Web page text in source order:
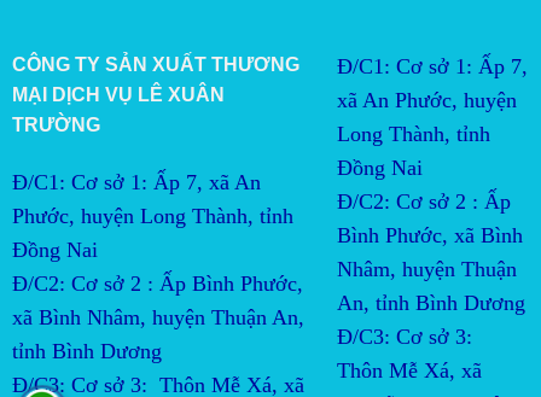
CÔNG TY SẢN XUẤT THƯƠNG
MẠI DỊCH VỤ LÊ XUÂN
TRƯỜNG
Đ/C1: Cơ sở 1: Ấp 7, xã An
Phước, huyện Long Thành, tỉnh
Đồng Nai
Đ/C2: Cơ sở 2 : Ấp Bình Phước,
xã Bình Nhâm, huyện Thuận An,
tỉnh Bình Dương
Đ/C3: Cơ sở 3:  Thôn Mễ Xá, xã
Đ/C1: Cơ sở 1: Ấp 7,
xã An Phước, huyện
Long Thành, tỉnh
Đồng Nai
Đ/C2: Cơ sở 2 : Ấp
Bình Phước, xã Bình
Nhâm, huyện Thuận
An, tỉnh Bình Dương
Đ/C3: Cơ sở 3:
Thôn Mễ Xá, xã